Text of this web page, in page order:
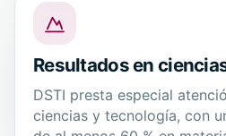
Resultados en
DSTI presta especial
ciencias y tecnología, con